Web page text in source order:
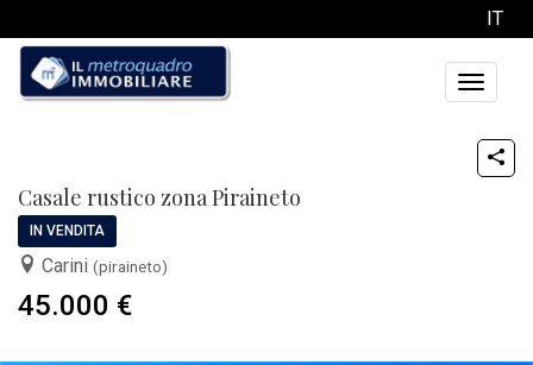
IT
Toggle
Casale rustico zona Piraineto
IN VENDITA
Carini (piraineto)
45.000 €